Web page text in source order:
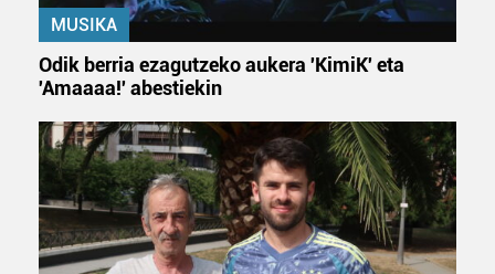
MUSIKA
Odik berria ezagutzeko aukera 'KimiK' eta
'Amaaaa!' abestiekin